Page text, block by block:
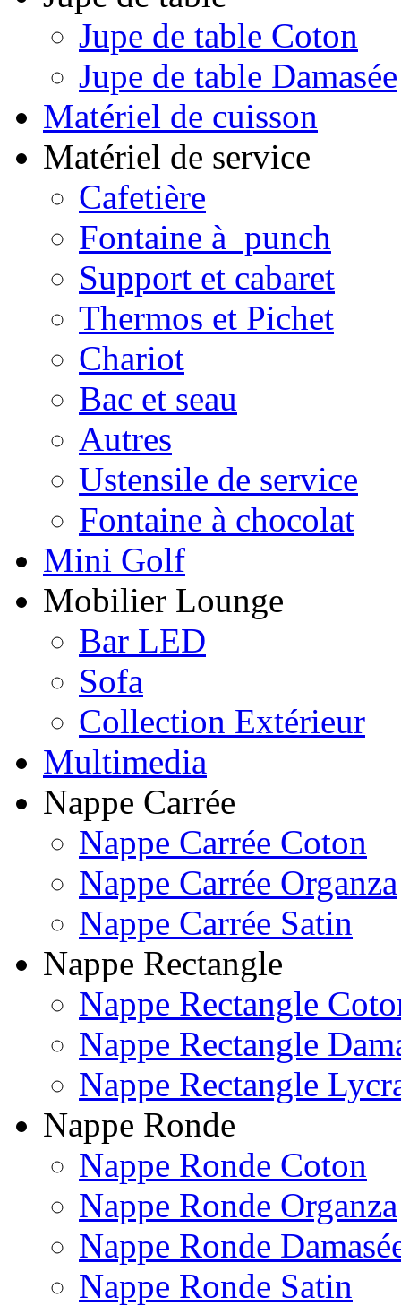
Jupe de table Coton
Jupe de table Damasée
Matériel de cuisson
Matériel de service
Cafetière
Fontaine à punch
Support et cabaret
Thermos et Pichet
Chariot
Bac et seau
Autres
Ustensile de service
Fontaine à chocolat
Mini Golf
Mobilier Lounge
Bar LED
Sofa
Collection Extérieur
Multimedia
Nappe Carrée
Nappe Carrée Coton
Nappe Carrée Organza
Nappe Carrée Satin
Nappe Rectangle
Nappe Rectangle
Nappe Rectangle
Nappe Rectangle
Nappe Ronde
Nappe Ronde Coton
Nappe Ronde Organza
Nappe Ronde
Nappe Ronde Satin